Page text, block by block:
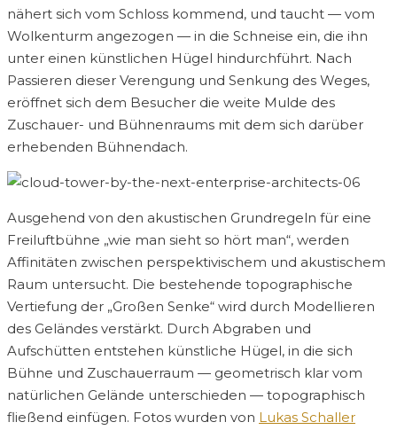
nähert sich vom Schloss kommend, und taucht — vom
Wolkenturm angezogen — in die Schneise ein, die ihn
unter einen künstlichen Hügel hindurchführt. Nach
Passieren dieser Verengung und Senkung des Weges,
eröffnet sich dem Besucher die weite Mulde des
Zuschauer- und Bühnenraums mit dem sich darüber
erhebenden Bühnendach.
Ausgehend von den akustischen Grundregeln für eine
Freiluftbühne „wie man sieht so hört man“, werden
Affinitäten zwischen perspektivischem und akustischem
Raum untersucht. Die bestehende topographische
Vertiefung der „Großen Senke“ wird durch Modellieren
des Geländes verstärkt. Durch Abgraben und
Aufschütten entstehen künstliche Hügel, in die sich
Bühne und Zuschauerraum — geometrisch klar vom
natürlichen Gelände unterschieden — topographisch
fließend einfügen. Fotos wurden von Lukas Schaller